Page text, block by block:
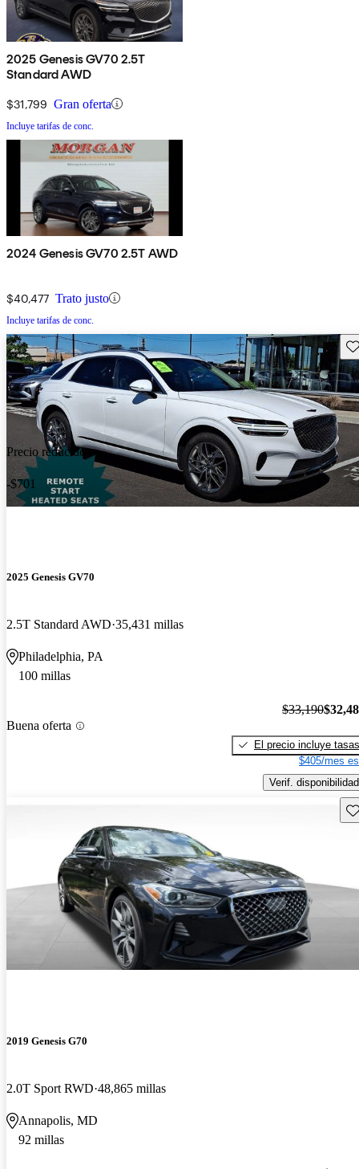
2025 Genesis GV70 2.5T
Standard AWD
$31,799 Gran oferta
Incluye tarifas de conc.
2024 Genesis GV70 2.5T AWD
$40,477 Trato justo
Incluye tarifas de conc.
Precio reducido
-$701
2025 Genesis GV70
2.5T Standard AWD 35,431 millas
Philadelphia, PA
100 millas
Buena oferta
$33,190
El precio incluye tasas
$405/mes
Verif. disponibilidad
2019 Genesis G70
2.0T Sport RWD 48,865 millas
Annapolis, MD
92 millas